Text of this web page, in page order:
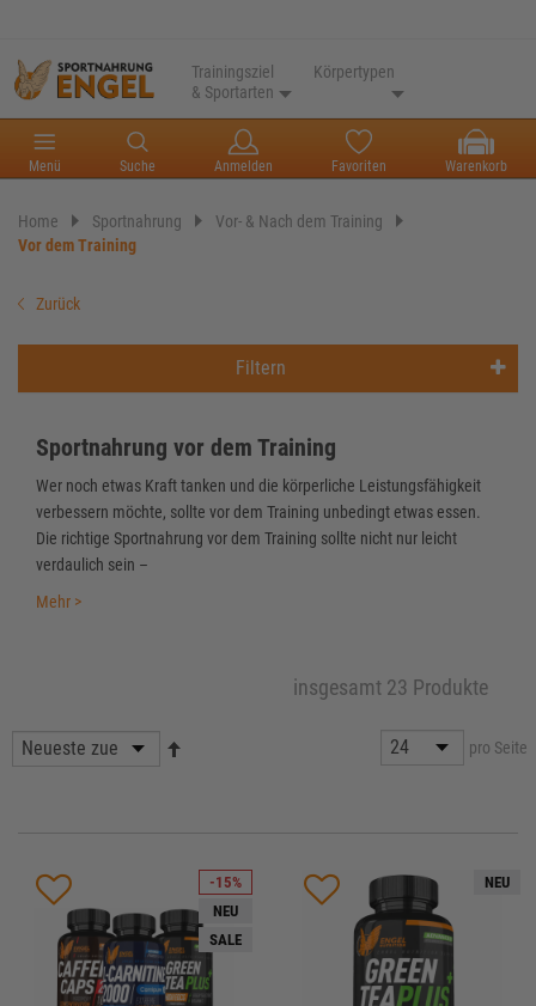
Trainingsziel
& Sportarten
Körpertypen
Menü Suche Anmelden Favoriten Warenkorb
Home Sportnahrung
Vor- & Nach dem Training
Vor dem Training
Zurück
Filtern
Sportnahrung vor dem Training
Wer noch etwas Kraft tanken und die körperliche Leistungsfähigkeit
verbessern möchte, sollte vor dem Training unbedingt etwas essen.
Die richtige Sportnahrung vor dem Training sollte nicht nur leicht
verdaulich sein –
Mehr >
insgesamt 23 Produkte
pro Seite
-15%
NEU
SALE
NEU